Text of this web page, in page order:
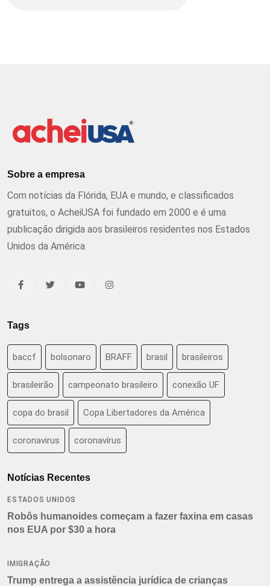
Sobre a empresa
Com notícias da Flórida, EUA e mundo, e classificados
gratuitos, o AcheiUSA foi fundado em 2000 e é uma
publicação dirigida aos brasileiros residentes nos Estados
Unidos da América
Tags
baccf bolsonaro BRAFF brasil brasileiros
brasileirão campeonato brasileiro conexão UF
copa do brasil Copa Libertadores da América
coronavirus coronavírus
Notícias Recentes
ESTADOS UNIDOS
Robôs humanoides começam a fazer faxina em casas
nos EUA por $30 a hora
IMIGRAÇÃO
Trump entrega a assistência jurídica de crianças